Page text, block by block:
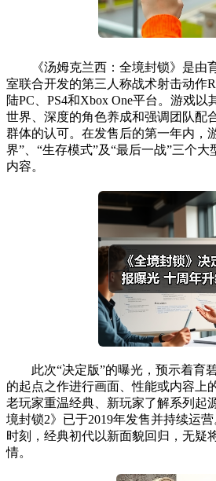
《汤姆克兰西：全境封锁》是由育
室联合开发的第三人称战术射击动作
陆PC、PS4和Xbox One平台。游戏
世界、深度的角色养成和强调团队配
群体的认可。在发售后的第一年内，
界”、“生存模式”及“最后一战”三个
内容。
此次“决定版”的曝光，预示着育
的起点之作进行画面、性能或内容上
老玩家重温经典、新玩家了解系列起
境封锁2》已于2019年发售并持续运
时刻，经典初代以新面貌回归，无疑
情。